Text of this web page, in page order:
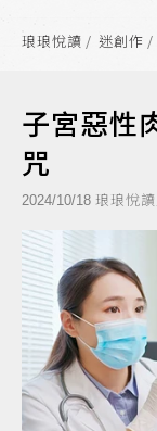
琅琅悅讀 迷創作
子宮惡性
咒
2024/10/18 琅琅悅